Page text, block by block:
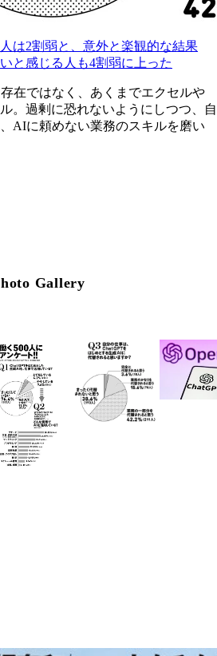
は2割弱と、意外と楽観的な結果
と感じる人も4割弱に上った
在ではなく、あくまでエクセルや
。過剰に恐れないようにしつつ、自
AIに頼めない業務のスキルを磨い
Gallery